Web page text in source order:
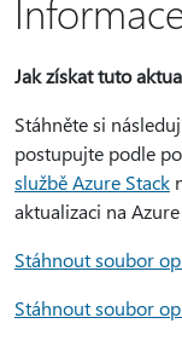
Jak získat tuto
Stáhněte si
postupujte podle
službě Azure Stack
aktualizaci na
Stáhnout soubor
Stáhnout soubor